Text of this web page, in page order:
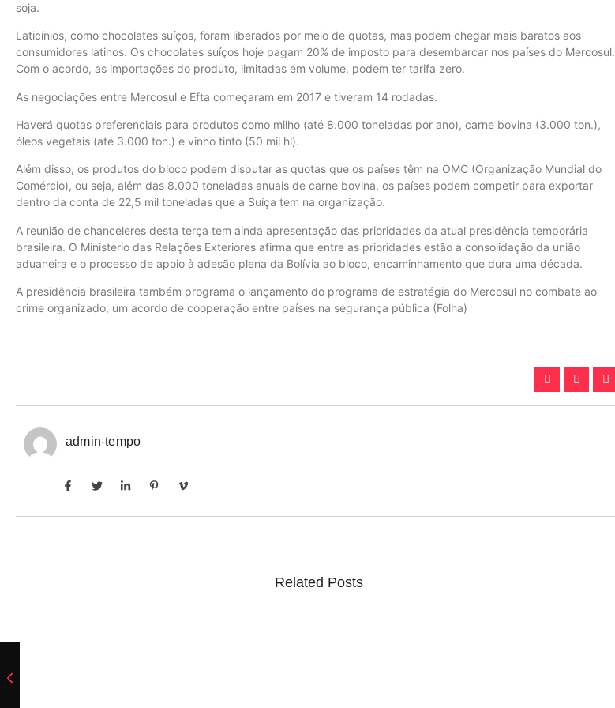
soja.
Laticínios, como chocolates suíços, foram liberados por meio de quotas, mas podem chegar mais baratos aos
consumidores latinos. Os chocolates suíços hoje pagam 20% de imposto para desembarcar nos países do Mercosul.
Com o acordo, as importações do produto, limitadas em volume, podem ter tarifa zero.
As negociações entre Mercosul e Efta começaram em 2017 e tiveram 14 rodadas.
Haverá quotas preferenciais para produtos como milho (até 8.000 toneladas por ano), carne bovina (3.000 ton.),
óleos vegetais (até 3.000 ton.) e vinho tinto (50 mil hl).
Além disso, os produtos do bloco podem disputar as quotas que os países têm na OMC (Organização Mundial do
Comércio), ou seja, além das 8.000 toneladas anuais de carne bovina, os países podem competir para exportar
dentro da conta de 22,5 mil toneladas que a Suíça tem na organização.
A reunião de chanceleres desta terça tem ainda apresentação das prioridades da atual presidência temporária
brasileira. O Ministério das Relações Exteriores afirma que entre as prioridades estão a consolidação da união
aduaneira e o processo de apoio à adesão plena da Bolívia ao bloco, encaminhamento que dura uma década.
A presidência brasileira também programa o lançamento do programa de estratégia do Mercosul no combate ao
crime organizado, um acordo de cooperação entre países na segurança pública (Folha)
admin-tempo
Related Posts
Inadimplência no crédito rural deve seguir elevada até 2027